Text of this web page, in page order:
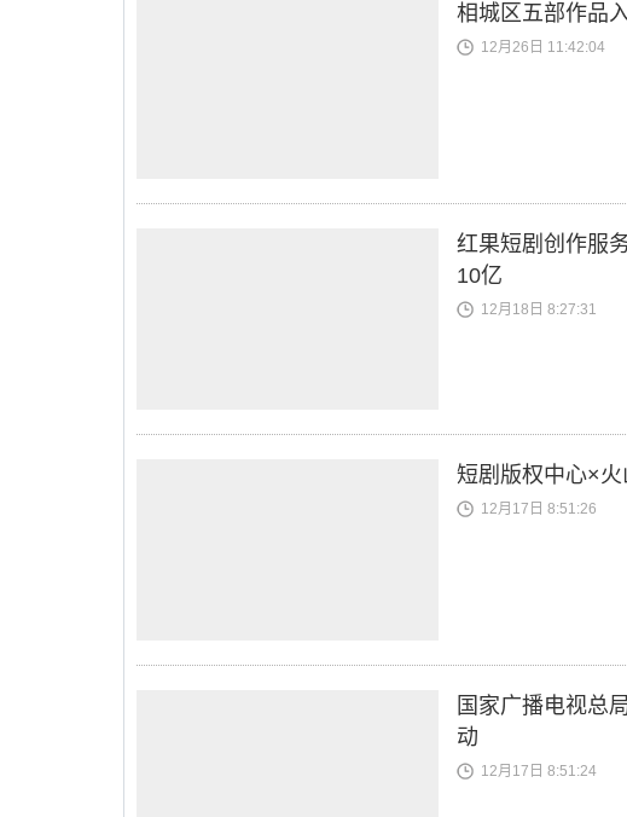
相城区五部作品
12月26日 11:42:04
红果短剧创作服
10亿
12月18日 8:27:31
短剧版权中心×
12月17日 8:51:26
国家广播电视总
动
12月17日 8:51:24